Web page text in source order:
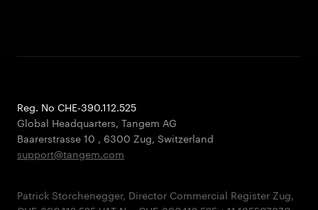
Reg. No CHE-390.112.525
Global Headquarters, Tangem AG
Baarerstrasse 10 , 6300 Zug, Switzerland
support@tangem.com
Patrick Storchenegger, Director Commercial Register Zug,